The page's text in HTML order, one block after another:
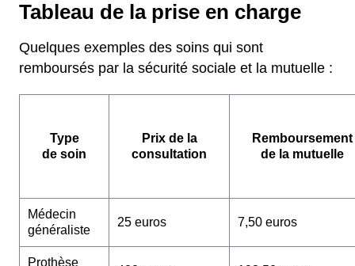
Tableau de la prise en charge
Quelques exemples des soins qui sont
remboursés par la sécurité sociale et la mutuelle :
Type
de soin
Prix de la
consultation
Remboursement
de la mutuelle
Médecin
généraliste
25 euros 7,50 euros
Prothèse